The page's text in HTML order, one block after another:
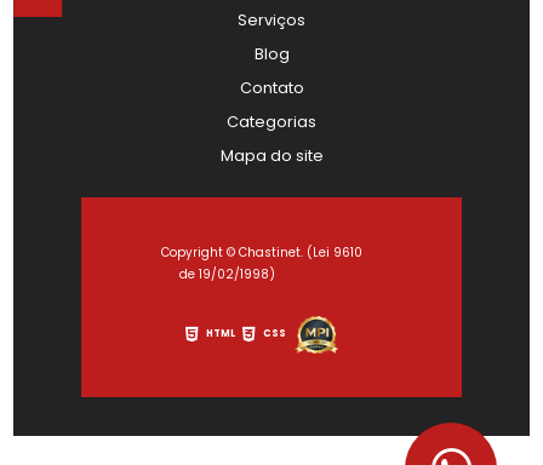
Serviços
Blog
Contato
Categorias
Mapa do site
Copyright © Chastinet. (Lei 9610
de 19/02/1998)
HTML CSS